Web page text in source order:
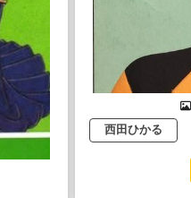
西田ひかる